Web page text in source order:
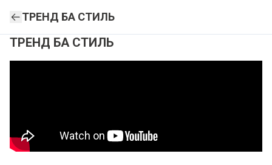
ТРЕНД БА СТИЛЬ
ТРЕНД БА СТИЛЬ